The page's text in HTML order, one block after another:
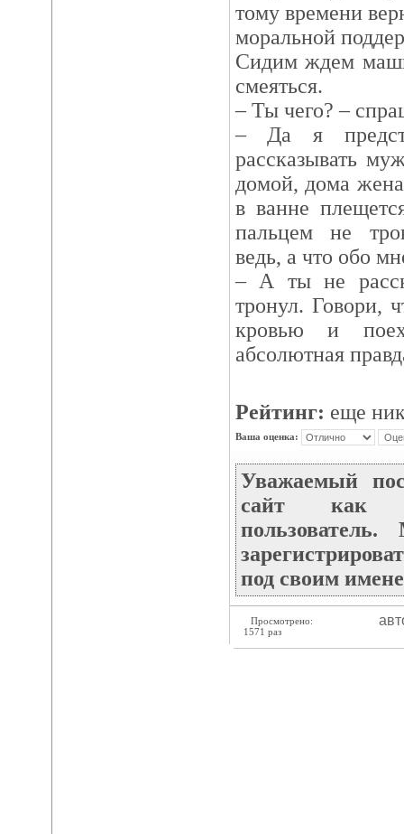
тому времени
моральной
Сидим ждем
смеяться.
– Ты чего? –
– Да я
рассказывать
домой, дома
в ванне
пальцем не
ведь, а что обо
– А ты не
тронул. Говори,
кровью и
абсолютная
Рейтинг: еще
Ваша оценка:
Уважаемый
сайт как
под своим
Просмотрено:
1571 раз